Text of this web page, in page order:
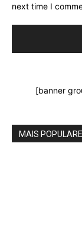
next time I
[banner
MAIS